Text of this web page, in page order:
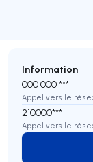
Information
000 000 ***
Appel vers le
210000***
Appel vers le